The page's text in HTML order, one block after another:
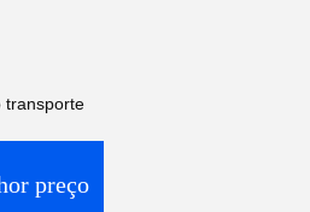
transporte
preço